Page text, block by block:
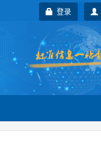
登录